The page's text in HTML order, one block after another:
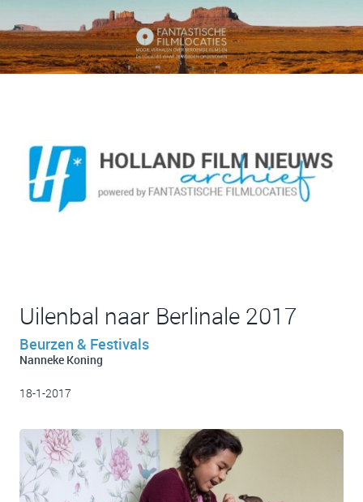
Uilenbal naar Berlinale 2017
Beurzen & Festivals
Nanneke Koning
18-1-2017